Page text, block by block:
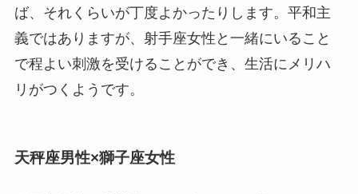
ば、それくらいが丁度よかったりします。平和主
義ではありますが、射手座女性と一緒にいること
で程よい刺激を受けることができ、生活にメリハ
リがつくようです。
天秤座男性×獅子座女性